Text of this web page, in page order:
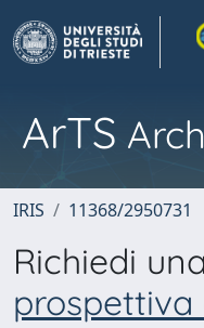
ArTS
IRIS 11368/2950731
Richiedi